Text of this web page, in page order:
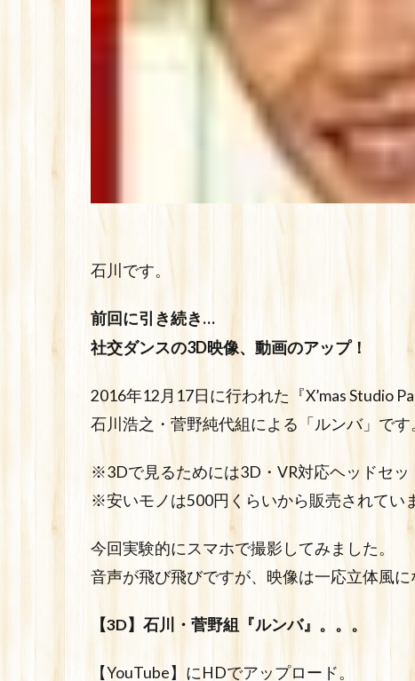
石川です。
前回に引き続き…
社交ダンスの3D映像、動画のアップ！
2016年12月17日に行われた『X’mas Studio
石川浩之・菅野純代組による「ルンバ」です
※3Dで見るためには3D・VR対応ヘッドセッ
※安いモノは500円くらいから販売されてい
今回実験的にスマホで撮影してみました。
音声が飛び飛びですが、映像は一応立体風に
【3D】石川・菅野組『ルンバ』。。。
【YouTube】にHDでアップロード。